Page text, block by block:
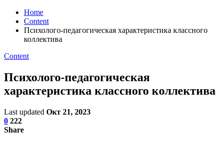
Home
Content
Психолого-педагогическая характеристика классного
коллектива
Content
Психолого-педагогическая
характеристика классного коллектива
Last updated Окт 21, 2023
0 222
Share